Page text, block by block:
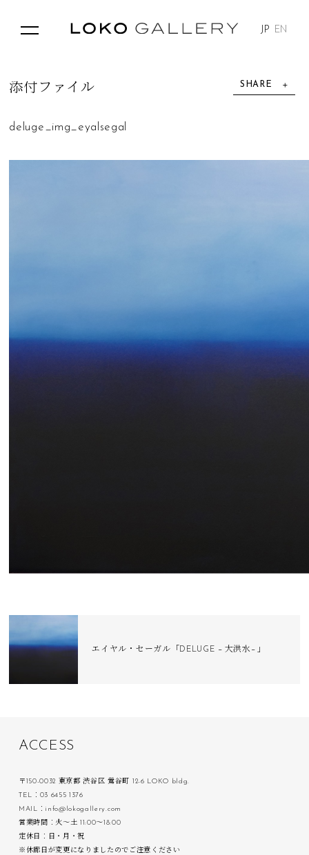
JP EN
SHARE
添付 フ ァ イ ル
deluge_img_eyalsegal
エイヤル・セーガル「DELUGE −大洪水−」
ACC ESS
〒150-0032 東京都 渋谷区 鶯谷町 12-6 LOKO bldg.
TEL：03 6455 1376
MAIL：info@lokogallery.com
営業時間：火〜土 11:00〜18:00
定休日：日・月・祝
※休廊日が変更になりましたのでご注意ください